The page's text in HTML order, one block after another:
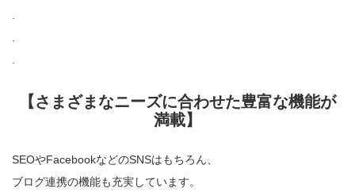
【さまざまなニーズに合わせた豊富な機能が
満載】
SEOやFacebookなどのSNSはもちろん、
ブログ連携の機能も充実しています。